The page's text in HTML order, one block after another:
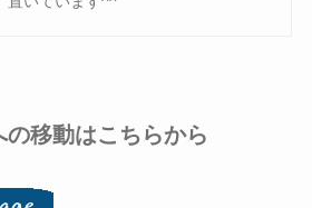
の移動はこちらから